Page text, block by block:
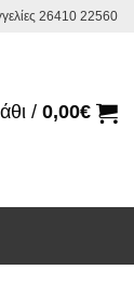
26410 22560
/ 0,00€